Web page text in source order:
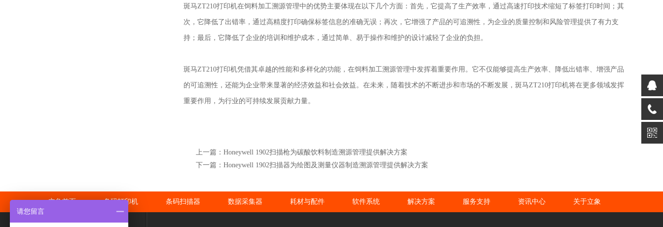
斑马ZT210打印机在饲料加工溯源管理中的优势主要体现在以下几个方面：首先，它提高了生产效率，通过高速打印技术缩短了标签打印时间；其
次，它降低了出错率，通过高精度打印确保标签信息的准确无误；再次，它增强了产品的可追溯性，为企业的质量控制和风险管理提供了有力支
持；最后，它降低了企业的培训和维护成本，通过简单、易于操作和维护的设计减轻了企业的负担。
斑马ZT210打印机凭借其卓越的性能和多样化的功能，在饲料加工溯源管理中发挥着重要作用。它不仅能够提高生产效率、降低出错率、增强产品
的可追溯性，还能为企业带来显著的经济效益和社会效益。在未来，随着技术的不断进步和市场的不断发展，斑马ZT210打印机将在更多领域发挥
重要作用，为行业的可持续发展贡献力量。
上一篇：Honeywell 1902扫描枪为碳酸饮料制造溯源管理提供解决方案
下一篇：Honeywell 1902扫描器为绘图及测量仪器制造溯源管理提供解决方案
立象首页 条码打印机 条码扫描器 数据采集器 耗材与配件 软件系统 解决方案 服务支持 资讯中心 关于立象
请您留言